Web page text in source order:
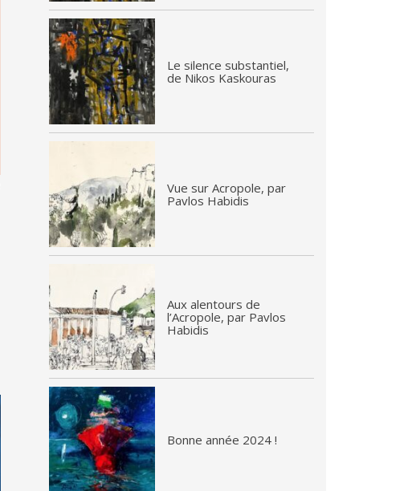
Le silence substantiel,
de Nikos Kaskouras
Vue sur Acropole, par
Pavlos Habidis
Aux alentours de
l’Acropole, par Pavlos
Habidis
Bonne année 2024 !